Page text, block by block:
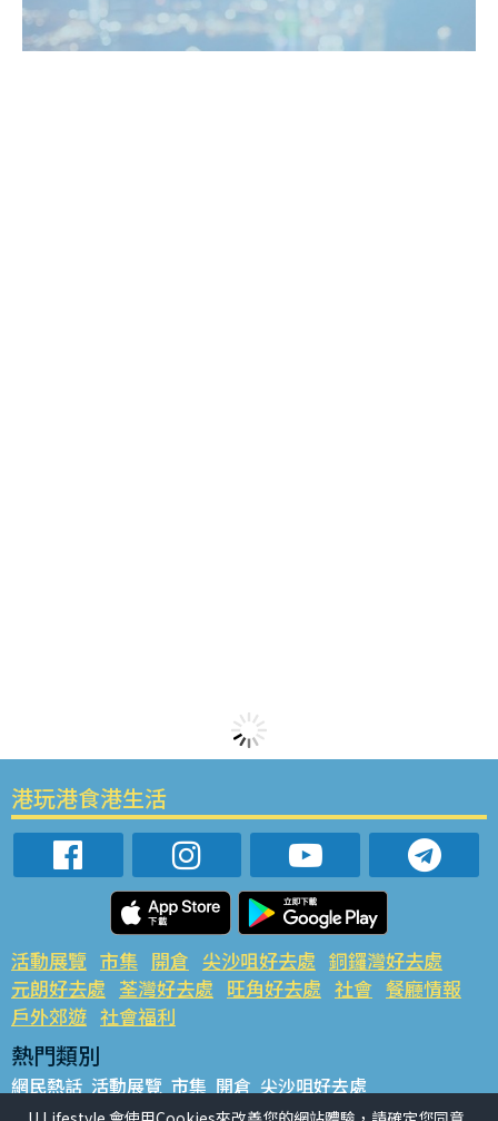
港玩港食港生活
活動展覽 市集 開倉 尖沙咀好去處 銅鑼灣好去處
元朗好去處 荃灣好去處 旺角好去處 社會 餐廳情報
戶外郊遊 社會福利
熱門類別
網民熱話 活動展覽 市集 開倉 尖沙咀好去處
銅鑼灣好去處 元朗好去處 荃灣好去處 旺角好去處 社會